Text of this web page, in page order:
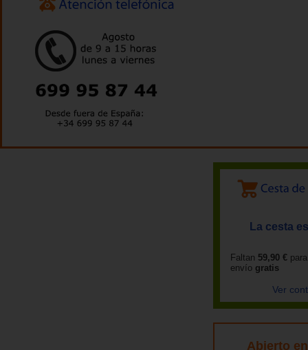
La cesta
Faltan 59,90 €
envío gratis
Ver
Abierto